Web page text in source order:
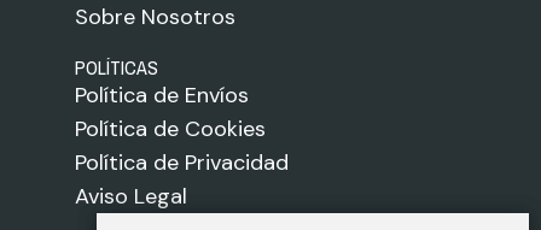
Sobre Nosotros
POLÍTICAS
Política de Envíos
Política de Cookies
Política de Privacidad
Aviso Legal